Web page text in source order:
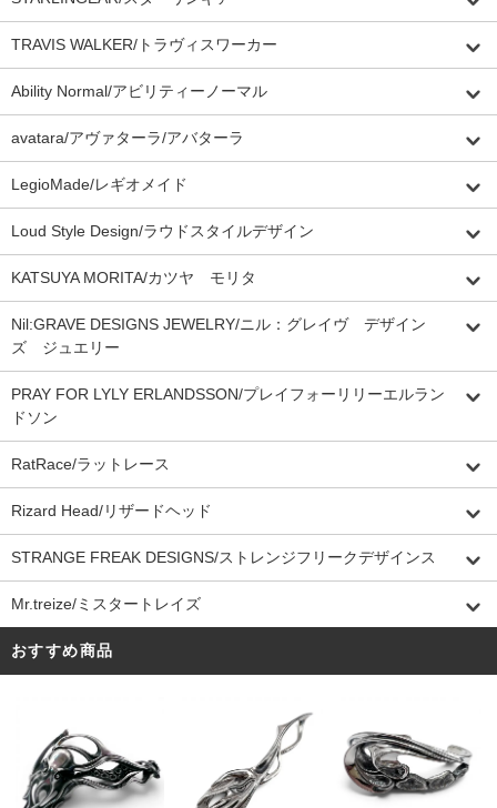
TRAVIS WALKER/トラヴィスワーカー
Ability Normal/アビリティーノーマル
avatara/アヴァターラ/アバターラ
LegioMade/レギオメイド
Loud Style Design/ラウドスタイルデザイン
KATSUYA MORITA/カツヤ モリタ
Nil:GRAVE DESIGNS JEWELRY/ニル：グレイヴ デザイン
ズ ジュエリー
PRAY FOR LYLY ERLANDSSON/プレイフォーリリーエルラン
ドソン
RatRace/ラットレース
Rizard Head/リザードヘッド
STRANGE FREAK DESIGNS/ストレンジフリークデザインス
Mr.treize/ミスタートレイズ
おすすめ商品